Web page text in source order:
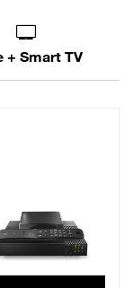
+ Smart TV
Fibre